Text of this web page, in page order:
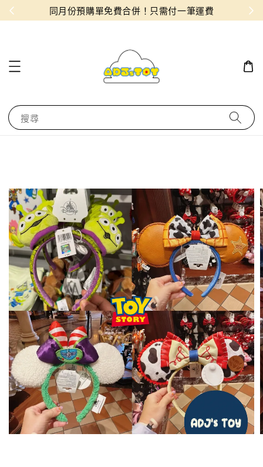
！ 同月份預購單免費合併！只需付一筆運費
搜尋